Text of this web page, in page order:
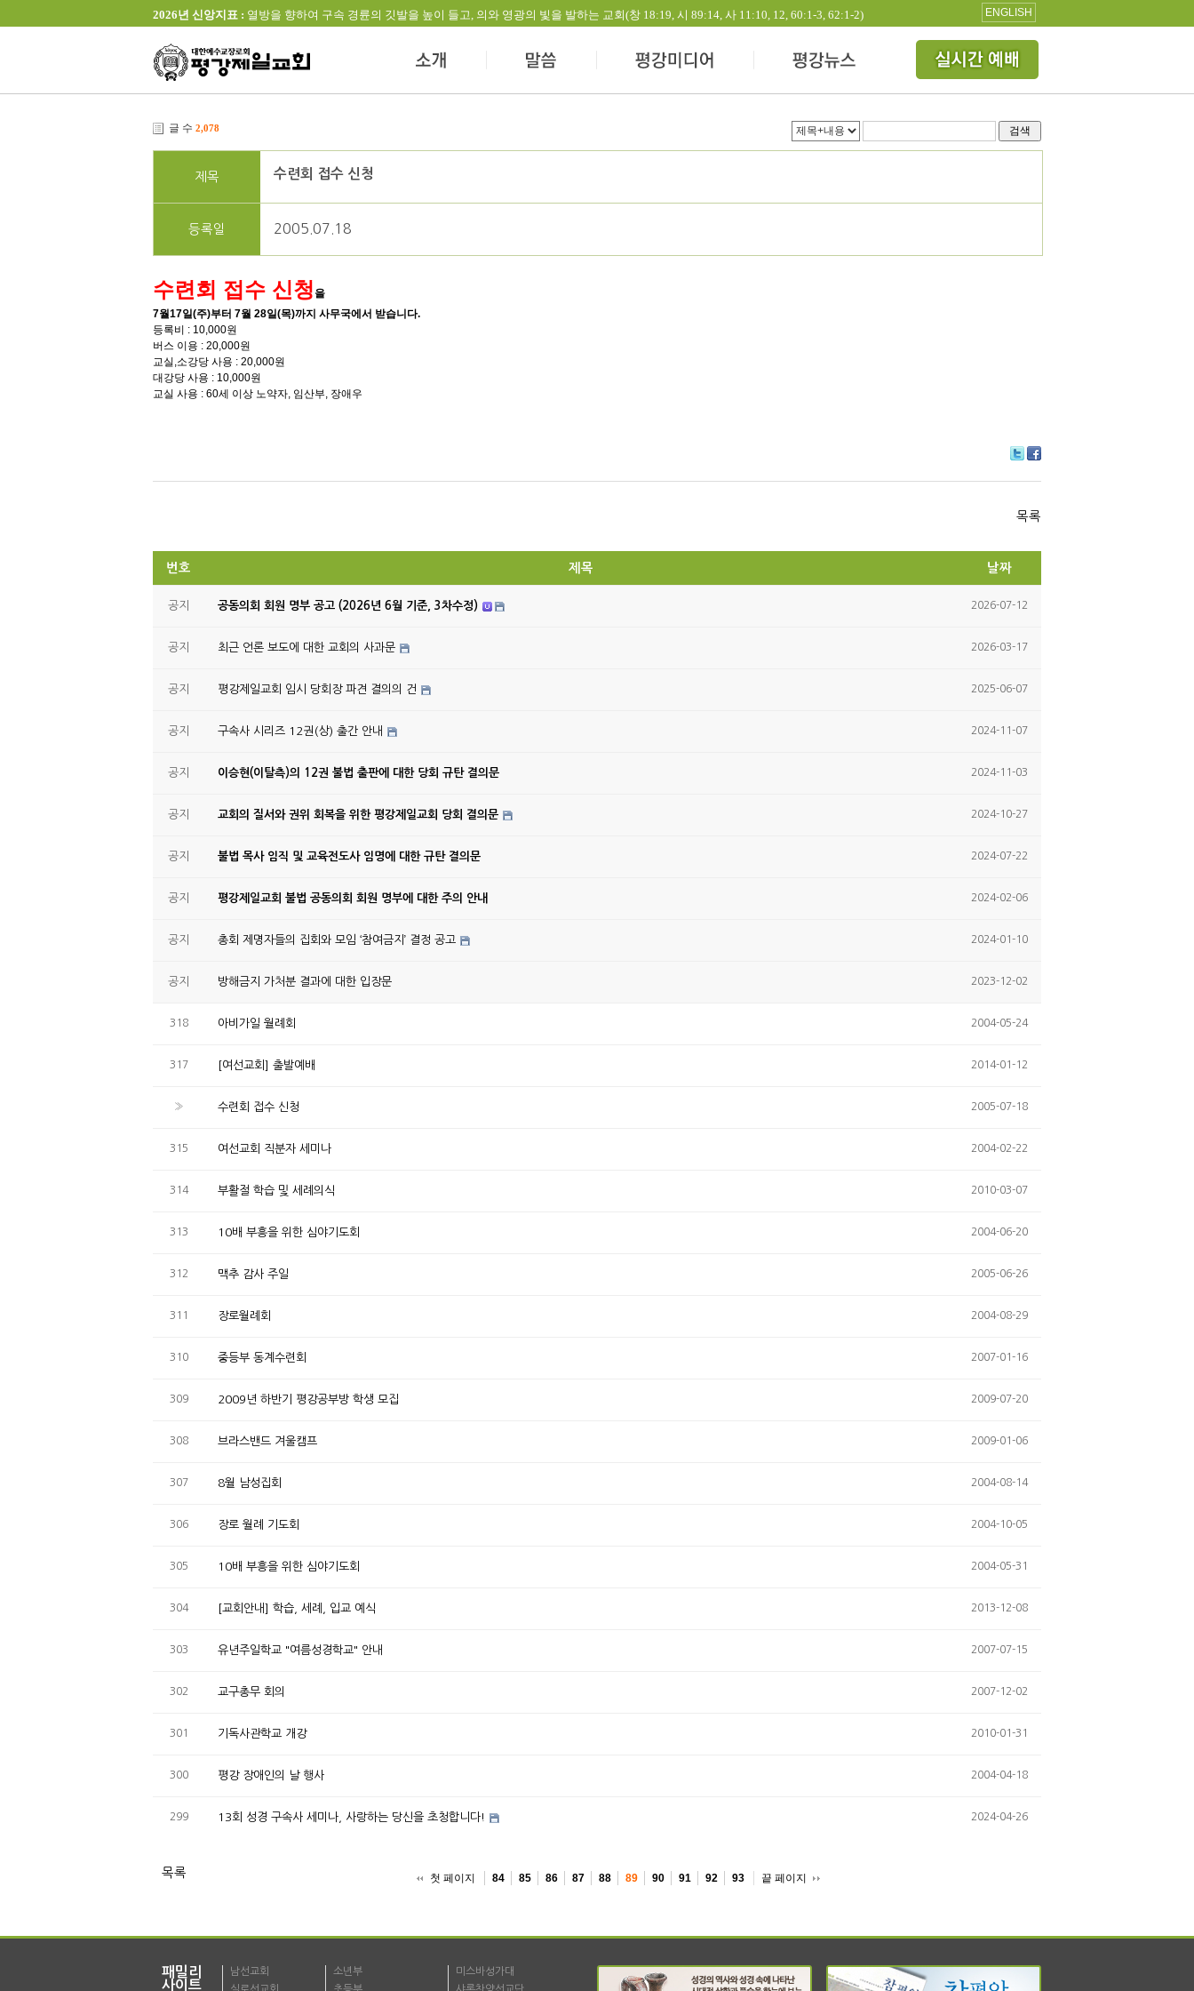
2026년 신앙지표 : 열방을 향하여 구속 경륜의 깃발을 높이 들고, 의와 영광의 빛을 발하는 교회(창 18:19, 시 89:14, 사 11:10, 12, 60:1-3, 62:1-2) ENGLISH
글 수 2,078 검색
제목 수련회 접수 신청
등록일 2005.07.18
수련회 접수 신청 을
7월17일(주)부터 7월 28일(목)까지 사무국에서 받습니다.
등록비 : 10,000원
버스 이용 : 20,000원
교실,소강당 사용 : 20,000원
대강당 사용 : 10,000원
교실 사용 : 60세 이상 노약자, 임산부, 장애우
itte ce
ok
목록
번호 제목 날짜
공지 공동의회 회원 명부 공고 (2026년 6월 기준, 3차수정) 2026-07-12
공지 최근 언론 보도에 대한 교회의 사과문 2026-03-17
공지 평강제일교회 임시 당회장 파견 결의의 건 2025-06-07
공지 구속사 시리즈 12권(상) 출간 안내 2024-11-07
공지 이승현(이탈측)의 12권 불법 출판에 대한 당회 규탄 결의문 2024-11-03
공지 교회의 질서와 권위 회복을 위한 평강제일교회 당회 결의문 2024-10-27
공지 불법 목사 임직 및 교육전도사 임명에 대한 규탄 결의문 2024-07-22
공지 평강제일교회 불법 공동의회 회원 명부에 대한 주의 안내 2024-02-06
공지 총회 제명자들의 집회와 모임 ‘참여금지’ 결정 공고 2024-01-10
공지 방해금지 가처분 결과에 대한 입장문 2023-12-02
318 아비가일 월례회 2004-05-24
317 [여선교회] 출발예배 2014-01-12
» 수련회 접수 신청 2005-07-18
315 여선교회 직분자 세미나 2004-02-22
314 부활절 학습 및 세례의식 2010-03-07
313 10배 부흥을 위한 심야기도회 2004-06-20
312 맥추 감사 주일 2005-06-26
311 장로월례회 2004-08-29
310 중등부 동계수련회 2007-01-16
309 2009년 하반기 평강공부방 학생 모집 2009-07-20
308 브라스밴드 겨울캠프 2009-01-06
307 8월 남성집회 2004-08-14
306 장로 월례 기도회 2004-10-05
305 10배 부흥을 위한 심야기도회 2004-05-31
304 [교회안내] 학습, 세례, 입교 예식 2013-12-08
303 유년주일학교 "여름성경학교" 안내 2007-07-15
302 교구총무 회의 2007-12-02
301 기독사관학교 개강 2010-01-31
300 평강 장애인의 날 행사 2004-04-18
299 13회 성경 구속사 세미나, 사랑하는 당신을 초청합니다! 2024-04-26
목록 첫 페이지 84 85 86 87 88 89 90 91 92 93 끝 페이지
패밀리
사이트
남선교회
실로선교회
소년부
초등부
미스바성가대
샤론찬양선교단